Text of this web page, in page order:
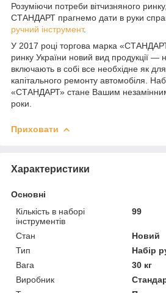
Розуміючи потреби вітчизняного
СТАНДАРТ прагнемо дати в руки
ручний інструмент.
У 2017 році торгова марка
ринку України новий вид продукції —
включають в собі все необхідне як
капітального ремонту автомобіля.
«СТАНДАРТ» стане Вашим
роки.
Приховати
Характеристики
Основні
Кількість в наборі
інструментів
99
Стан
Новий
Тип
Набір
Вага
30 кг
Виробник